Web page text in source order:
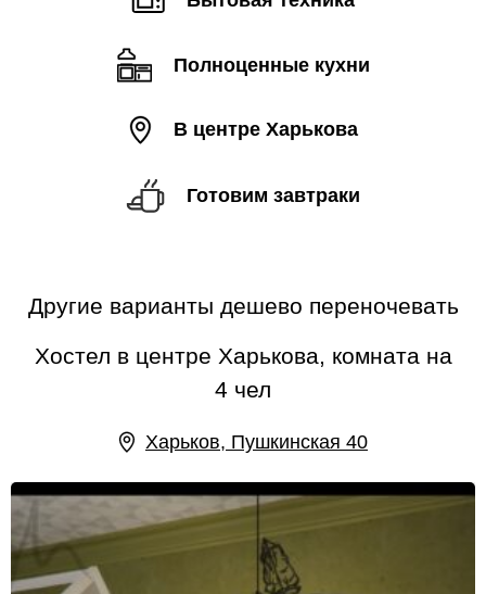
Полноценные кухни
В центре Харькова
Готовим завтраки
Другие варианты дешево переночевать
Хостел в центре Харькова, комната на
4 чел
Харьков, Пушкинская 40